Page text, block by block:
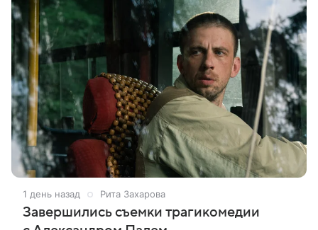
1 день назад Рита Захарова
Завершились съемки трагикомедии